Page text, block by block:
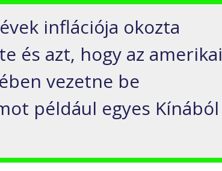
inflációja okozta
és azt, hogy az amerikai
vezetne be
például egyes Kínából